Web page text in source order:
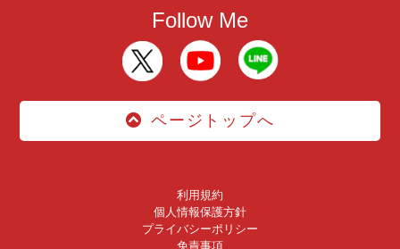
Follow Me
ページトップへ
利用規約
個人情報保護方針
プライバシーポリシー
免責事項